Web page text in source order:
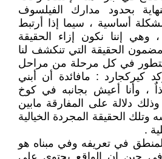
بحدود مدارك الفيلسوف
أساسية ، سيما إذا أرتبط
وهي إننا نكون إزاء الحقيقة
مضمون الحقيقة التي تنكشف لنا
تتطور في كل مرحلة من مراحل
كيركجارد : مافائدة أن أبني
، وأنا أعيش بجانبه في كوخ
دلالة على المفارقة مابين
وتلك الحقيقة المجردة الخيالية
.
في تعريفه وفي مبناه هو